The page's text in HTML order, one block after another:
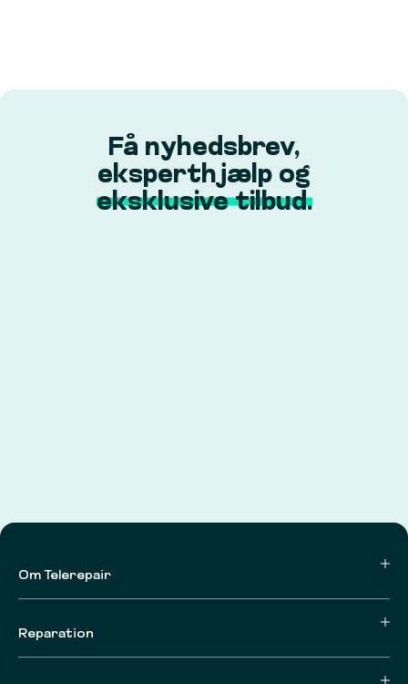
Få nyhedsbrev,
eksperthjælp og
eksklusive tilbud.
Om Telerepair
Reparation